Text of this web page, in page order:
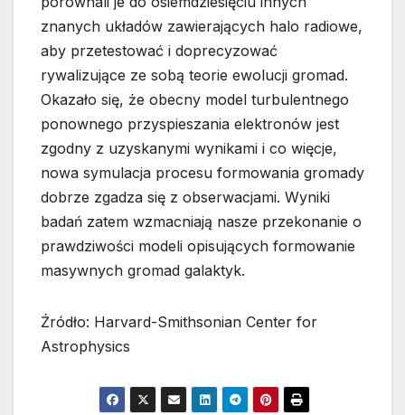
znanych układów zawierających halo radiowe,
aby przetestować i doprecyzować
rywalizujące ze sobą teorie ewolucji gromad.
Okazało się, że obecny model turbulentnego
ponownego przyspieszania elektronów jest
zgodny z uzyskanymi wynikami i co więcje,
nowa symulacja procesu formowania gromady
dobrze zgadza się z obserwacjami. Wyniki
badań zatem wzmacniają nasze przekonanie o
prawdziwości modeli opisujących formowanie
masywnych gromad galaktyk.
Źródło: Harvard-Smithsonian Center for
Astrophysics